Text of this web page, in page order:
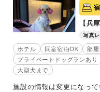
宿
【兵
写真
ホテル 同室宿泊OK
部
プライベートドッグランあり
大型犬まで
施設の情報は変更になって